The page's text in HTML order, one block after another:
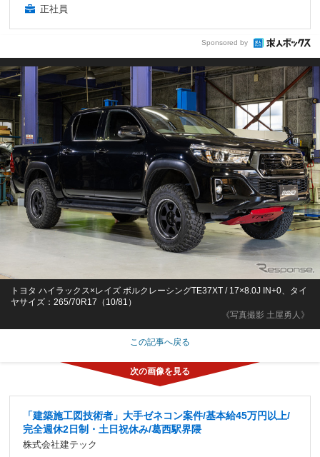
正社員
Sponsored by
《写真撮影 土屋勇人》
トヨタ ハイラックス×レイズ ボルクレーシングTE37XT / 17×8.0J IN+0、タイ
ヤサイズ：265/70R17（10/81）
この記事へ戻る
「建築施工図技術者」大手ゼネコン案件/基本給45万円以上/
完全週休2日制・土日祝休み/葛西駅界隈
株式会社建テック